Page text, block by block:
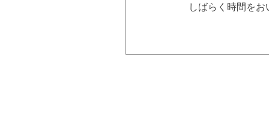
しばらく時間を